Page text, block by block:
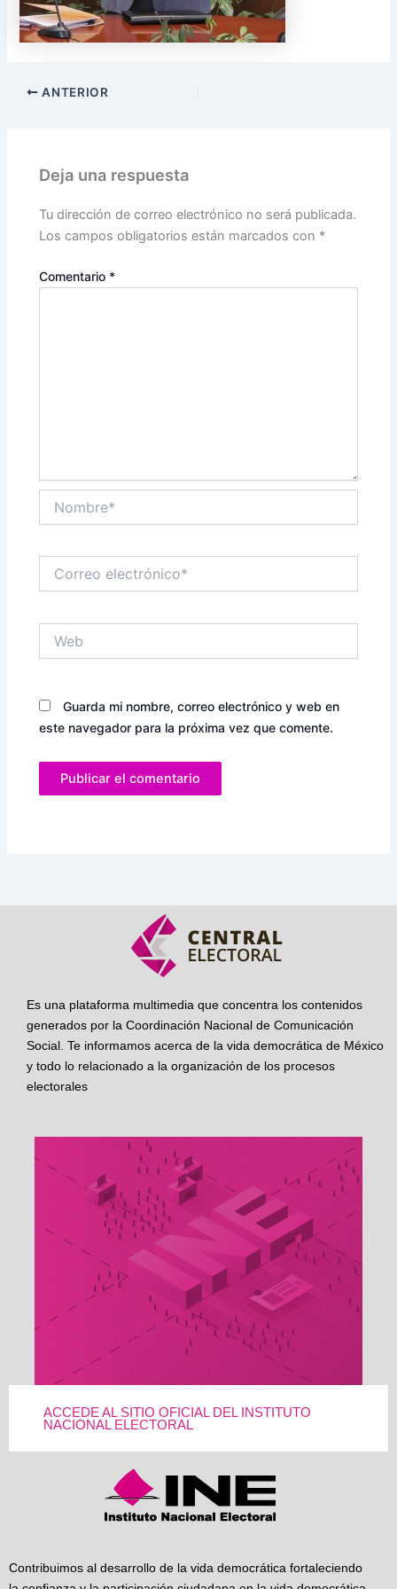
ANTERIOR
Deja una respuesta
Tu dirección de correo electrónico no será publicada.
Los campos obligatorios están marcados con *
Comentario *
electrónico*
Guarda mi nombre, correo electrónico y web en
este navegador para la próxima vez que comente.
Es una plataforma multimedia que concentra los contenidos
generados por la Coordinación Nacional de Comunicación
Social. Te informamos acerca de la vida democrática de México
y todo lo relacionado a la organización de los procesos
electorales
ACCEDE AL SITIO OFICIAL DEL INSTITUTO
NACIONAL ELECTORAL
Contribuimos al desarrollo de la vida democrática fortaleciendo